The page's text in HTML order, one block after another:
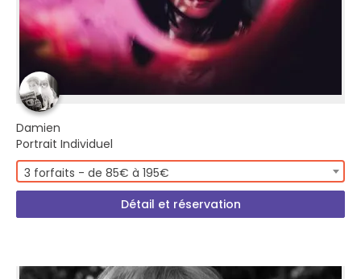
Damien
Portrait Individuel
3 forfaits - de 85€ à 195€
Détail et réservation